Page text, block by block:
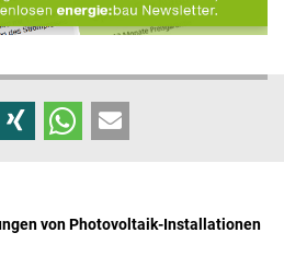
von Photovoltaik-Installationen